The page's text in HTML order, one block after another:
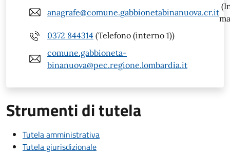
anagrafe@comune.gabbionetabinanuova.cr.it
0372 844314 (Telefono (interno 1))
comune.gabbioneta-
binanuova@pec.regione.lombardia.it
Strumenti di tutela
Tutela amministrativa
Tutela giurisdizionale